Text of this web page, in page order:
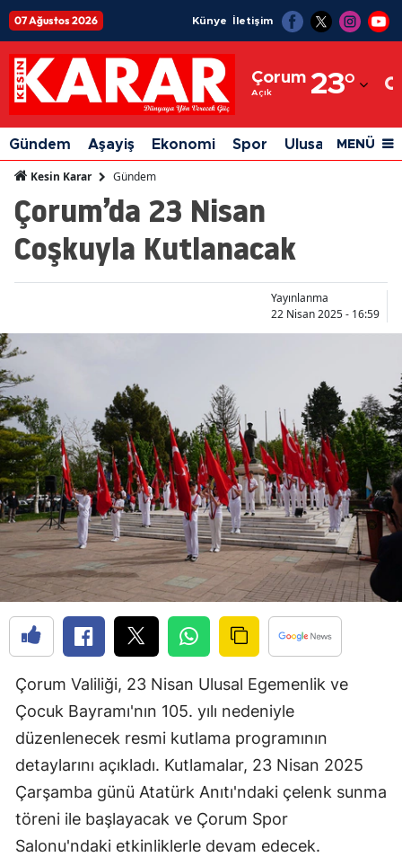
07 Ağustos 2026 Künye İletişim
Çorum
Açık 23°
Adıyaman
Afyonkarahisar
Ağrı
Ankara
Artvin
Balıkesir
Bilecik
Bingöl
Bitlis
Bolu
Burdur
Bursa
Çanakkale
Çankırı
Çorum
Diyarbakır
Edirne
Gündem Aşayiş Ekonomi Spor Ulusal Siyaset
MENÜ
Kesin Karar Gündem
Çorum’da 23 Nisan
Coşkuyla Kutlanacak
Yayınlanma
22 Nisan 2025 - 16:59
Çorum Valiliği, 23 Nisan Ulusal Egemenlik ve
Çocuk Bayramı'nın 105. yılı nedeniyle
düzenlenecek resmi kutlama programının
detaylarını açıkladı. Kutlamalar, 23 Nisan 2025
Çarşamba günü Atatürk Anıtı'ndaki çelenk sunma
töreni ile başlayacak ve Çorum Spor
Salonu'ndaki etkinliklerle devam edecek.